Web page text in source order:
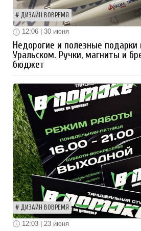
ДИЗАЙН ВОВРЕМЯ
12:06 | 30 июня
Недорогие и полезные подарки
Уральском. Ручки, магниты и
бюджет
ДИЗАЙН ВОВРЕМЯ
12:03 | 23 июня